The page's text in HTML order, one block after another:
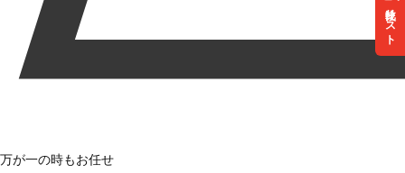
リスト
万が一の時もお任せ